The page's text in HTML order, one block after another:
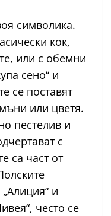
символика.
кок,
или с обемни
сено“ и
се поставят
или цветя.
пестелив и
с
са част от
и
често се